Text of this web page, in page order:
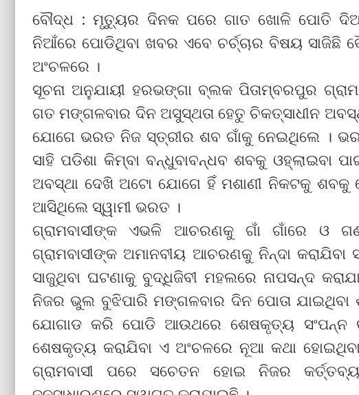
ବୌଦ୍ଧ : ମୃତ୍ୟୁର ଦିନକ ପରେ ଗାତ ଖୋଳି ପୋତି
ନିଆଁରେ ପୋଡିଥିବା ଖବର ଏବେ ଚର୍ଚ୍ଚାର ବିଷୟ
ଅଂଚଳରେ ।
ସୂଚନା ଅନୁଯାୟୀ ହରଭଙ୍ଗା ବ୍ଲକ ପିତାମ୍ବରପୁର
ଗତ ମଙ୍ଗଳବାର ଦିନ ଅସୁସ୍ଥତା ହେତୁ ଚିକତ୍ସାଧୀନ
ଯୋଗେ ଭରତ ନିଜ ସ୍ତ୍ରୀର ଶବ ଗାଁକୁ ନେଇଥିଲେ ।
ସାହି ପଡିଶା କିମ୍ବା ବନ୍ଧୁବାବନ୍ଧବ ଶବକୁ
ଅବସ୍ଥା ଦେଖି ଅଟୋ ଯୋଗେ ହିଁ ମଶାଣୀ ନିକଟକୁ ଶବକୁ
ଆସିଥିଲେ ସ୍ୱାମୀ ଭରତ ।
ଗ୍ରାମବାସୀଙ୍କ ଏଭଳି ଆଚରଣକୁ ଗାଁ ଗାଁରେ ଓ
ଗ୍ରାମବାସୀଙ୍କ ଅମାନବୀୟ ଆଚରଣକୁ ନିନ୍ଦା
ସାଜୁଥିବା ଘଟଣାକୁ ବୁଦ୍ଧିଜିବୀ ମହଲରେ ନାପସନ୍ଦ
ନିଜର ଭୁଲ ବୁଝିପାରି ମଙ୍ଗଳବାର ଦିନ ପୋତା
ଯୋଗାଡ କରି ପୋଡି ଆଉଥରେ ଶେଷକୃତ୍ୟ
ଶେଷକୃତ୍ୟ କରାଯିବା ଏ ଅଂଚଳରେ ନୂଆ କଥା
ଗ୍ରାମବାସୀ ପରେ ସଚେତନ ହୋଇ ନିଜର